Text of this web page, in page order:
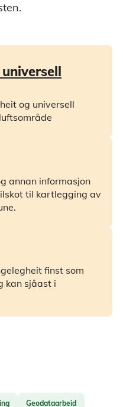
og universell
annan informasjon
til kartlegging av
finst som
kan sjåast i
Geodataarbeid